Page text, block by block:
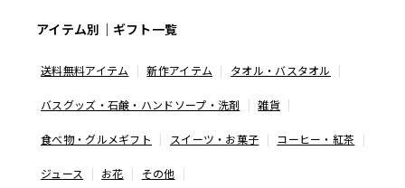
アイテム別｜ギフト一覧
送料無料アイテム 新作アイテム タオル・バスタオル
バスグッズ・石鹸・ハンドソープ・洗剤 雑貨
食べ物・グルメギフト スイーツ・お菓子 コーヒー・紅茶
ジュース お花 その他